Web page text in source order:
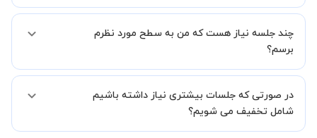
استادبانک شما را در انتخاب استاد مطلوب یاری کند.
بخش پشتیبانی استادبانک با شما تماس گرفته و راهنمایی کامل و پیگیری
لازم جهت تکمیل درخواست شما را انجام میدهند.
همچنین میتوانید درخواست خود را از طریق تماس مستقیم با شماره
ادامه دهید.
چند جلسه نیاز هست که من به سطح مورد نظرم
برسم؟
مدرس مشخص کند ابتدا باید جلسه اول کلاس درس شما با مدرس برگزار
شود تا با توجه به سطح شما و خواسته شما مدرس اعلام کنند که تقریبا
در صورتی که جلسات بیشتری نیاز داشته باشیم
شامل تخفیف می شویم؟